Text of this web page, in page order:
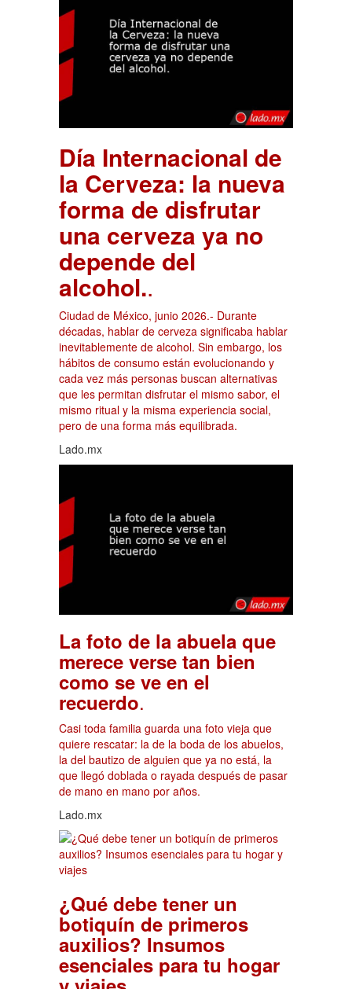
Día Internacional de
la Cerveza: la nueva
forma de disfrutar
una cerveza ya no
depende del
alcohol..
Ciudad de México, junio 2026.- Durante
décadas, hablar de cerveza significaba hablar
inevitablemente de alcohol. Sin embargo, los
hábitos de consumo están evolucionando y
cada vez más personas buscan alternativas
que les permitan disfrutar el mismo sabor, el
mismo ritual y la misma experiencia social,
pero de una forma más equilibrada.
Lado.mx
La foto de la abuela que
merece verse tan bien
como se ve en el
recuerdo.
Casi toda familia guarda una foto vieja que
quiere rescatar: la de la boda de los abuelos,
la del bautizo de alguien que ya no está, la
que llegó doblada o rayada después de pasar
de mano en mano por años.
Lado.mx
¿Qué debe tener un
botiquín de primeros
auxilios? Insumos
esenciales para tu hogar